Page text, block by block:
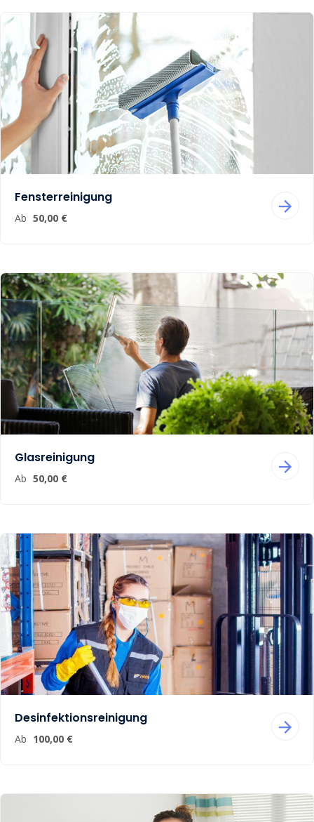
Fensterreinigung
Ab 50,00 €
Glasreinigung
Ab 50,00 €
Desinfektionsreinigung
Ab 100,00 €